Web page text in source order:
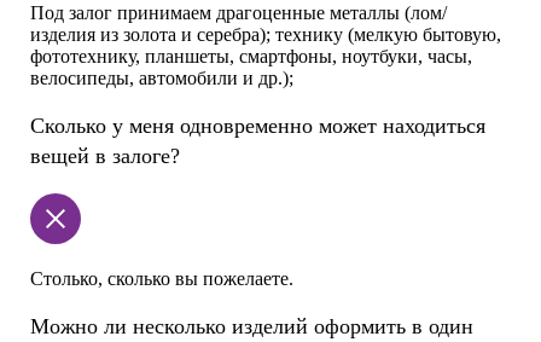
Под залог принимаем драгоценные металлы (лом/
изделия из золота и серебра); технику (мелкую бытовую,
фототехнику, планшеты, смартфоны, ноутбуки, часы,
велосипеды, автомобили и др.);
Сколько у меня одновременно может находиться
вещей в залоге?
Столько, сколько вы пожелаете.
Можно ли несколько изделий оформить в один